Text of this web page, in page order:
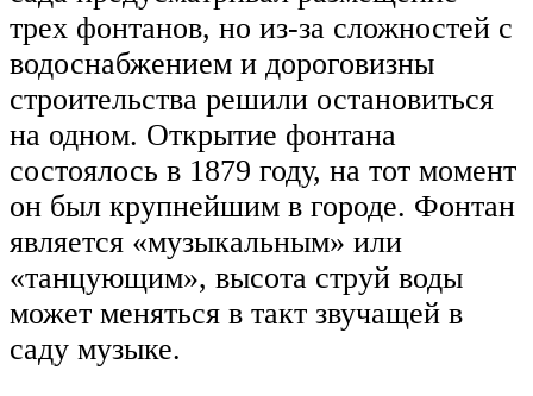
трех фонтанов, но из-за сложностей с
водоснабжением и дороговизны
строительства решили остановиться
на одном. Открытие фонтана
состоялось в 1879 году, на тот момент
он был крупнейшим в городе. Фонтан
является «музыкальным» или
«танцующим», высота струй воды
может меняться в такт звучащей в
саду музыке.